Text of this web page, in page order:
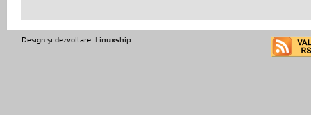
Design şi dezvoltare: Linuxship